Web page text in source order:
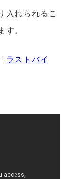
入れられるこ
す。
ラストバイ